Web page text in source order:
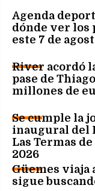
Agenda
dónde ver los
este 7 de
River acordó
pase de
millones de
Se cumple la
inaugural del
Las Termas
2026
Güemes viaja
sigue